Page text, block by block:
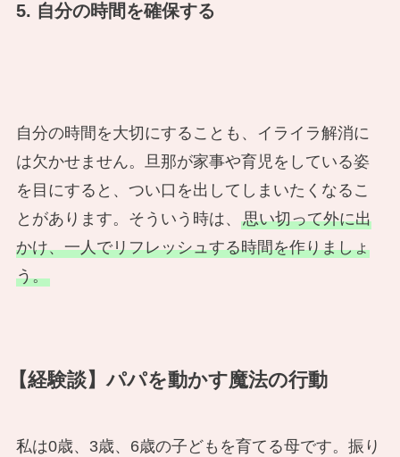
5. 自分の時間を確保する
自分の時間を大切にすることも、イライラ解消に
は欠かせません。旦那が家事や育児をしている姿
を目にすると、つい口を出してしまいたくなるこ
とがあります。そういう時は、 思い切って外に出
かけ、一人でリフレッシュする時間を作りましょ
う。
【経験談】パパを動かす魔法の行動
私は0歳、3歳、6歳の子どもを育てる母です。振り